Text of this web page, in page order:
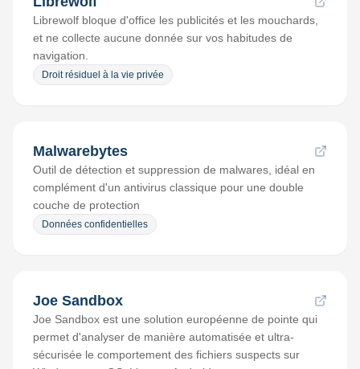
Librewolf bloque d'office les publicités et les mouchards,
et ne collecte aucune donnée sur vos habitudes de
navigation.
Droit résiduel à la vie privée
Malwarebytes
Outil de détection et suppression de malwares, idéal en
complément d'un antivirus classique pour une double
couche de protection
Données confidentielles
Joe Sandbox
Joe Sandbox est une solution européenne de pointe qui
permet d'analyser de manière automatisée et ultra-
sécurisée le comportement des fichiers suspects sur